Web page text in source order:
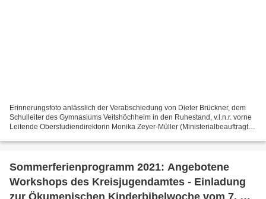
Erinnerungsfoto anlässlich der Verabschiedung von Dieter Brückner, dem
Schulleiter des Gymnasiums Veitshöchheim in den Ruhestand, v.l.n.r. vorne
Leitende Oberstudiendirektorin Monika Zeyer-Müller (Ministerialbeauftragte
Sommerferienprogramm 2021: Angebotene
Workshops des Kreisjugendamtes - Einladung
zur Ökumenischen Kinderbibelwoche vom 7. bis